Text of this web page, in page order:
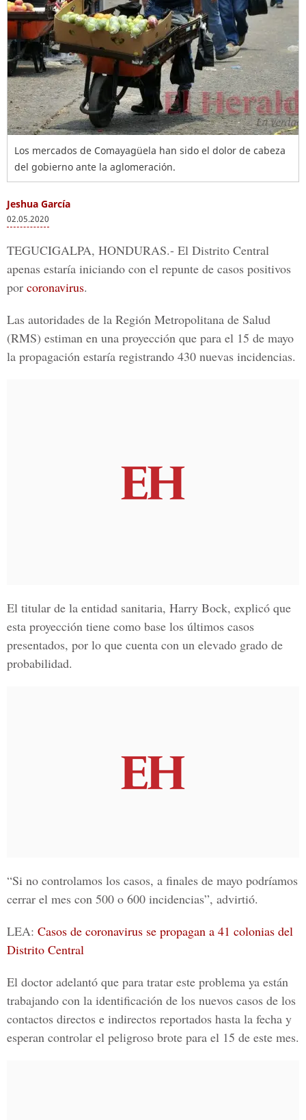
Los mercados de Comayagüela han sido el dolor de cabeza
del gobierno ante la aglomeración.
Jeshua García
02.05.2020
TEGUCIGALPA, HONDURAS.- El Distrito Central
apenas estaría iniciando con el repunte de casos positivos
por coronavirus.
Las autoridades de la Región Metropolitana de Salud
(RMS) estiman en una proyección que para el 15 de mayo
la propagación estaría registrando 430 nuevas incidencias.
El titular de la entidad sanitaria, Harry Bock, explicó que
esta proyección tiene como base los últimos casos
presentados, por lo que cuenta con un elevado grado de
probabilidad.
“Si no controlamos los casos, a finales de mayo podríamos
cerrar el mes con 500 o 600 incidencias”, advirtió.
LEA: Casos de coronavirus se propagan a 41 colonias del
Distrito Central
El doctor adelantó que para tratar este problema ya están
trabajando con la identificación de los nuevos casos de los
contactos directos e indirectos reportados hasta la fecha y
esperan controlar el peligroso brote para el 15 de este mes.